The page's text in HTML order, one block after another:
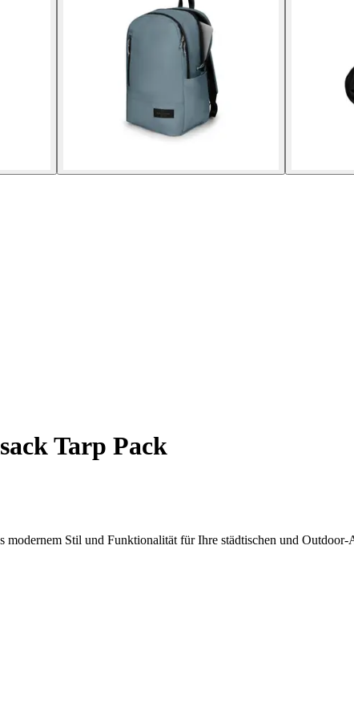
Tarp Pack
modernem Stil und Funktionalität für Ihre städtischen und Outdoor-